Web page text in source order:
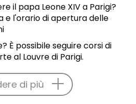
il papa Leone XIV a Parigi?
e l'orario di apertura delle
È possibile seguire corsi di
al Louvre di Parigi.
di più